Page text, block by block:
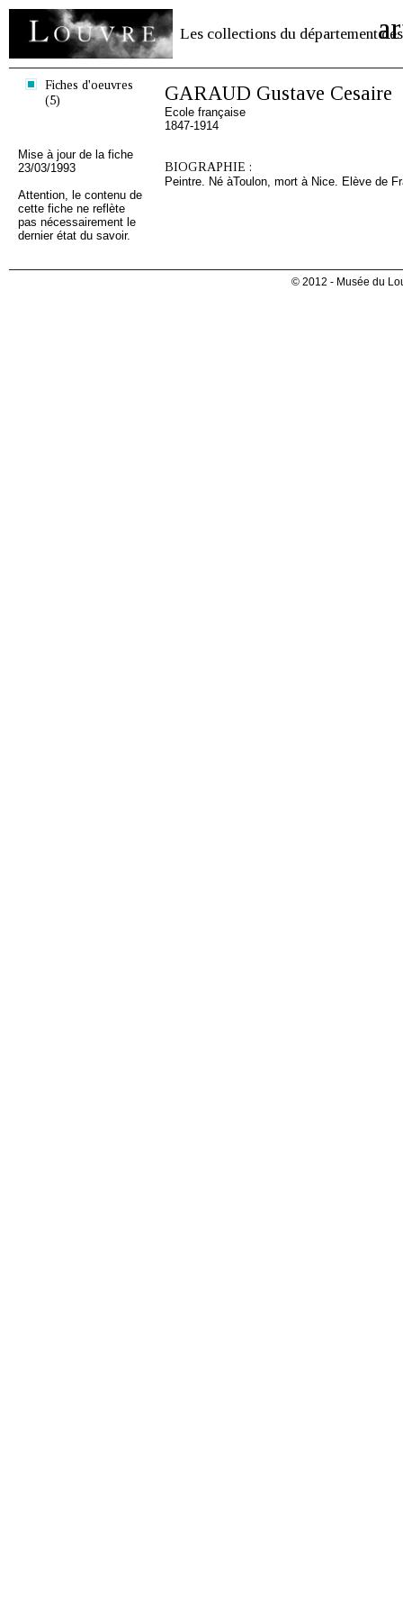
Les collections du département des
Fiches d'oeuvres
(5)
Mise à jour de la fiche
23/03/1993
Attention, le contenu de
cette fiche ne reflète
pas nécessairement le
dernier état du savoir.
GARAUD Gustave Cesaire
Ecole française
1847-1914
BIOGRAPHIE :
Peintre. Né àToulon, mort à Nice. Elève de
© 2012 - Musée du